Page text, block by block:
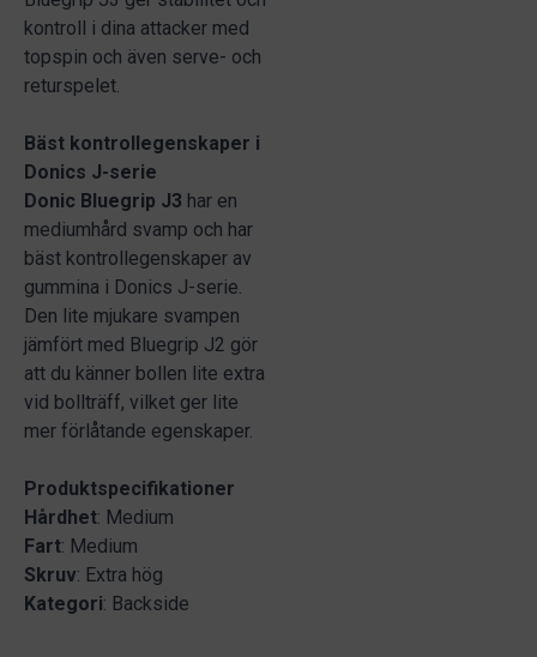
kontroll i dina attacker med
topspin och även serve- och
returspelet.
Bäst kontrollegenskaper i
Donics J-serie
Donic Bluegrip J3 har en
mediumhård svamp och har
bäst kontrollegenskaper av
gummina i Donics J-serie.
Den lite mjukare svampen
jämfört med Bluegrip J2 gör
att du känner bollen lite extra
vid bollträff, vilket ger lite
mer förlåtande egenskaper.
Produktspecifikationer
Hårdhet: Medium
Fart: Medium
Skruv: Extra hög
Kategori: Backside